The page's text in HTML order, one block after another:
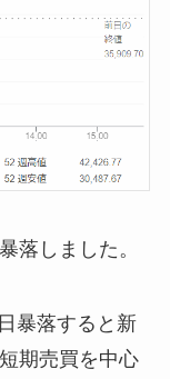
落しました。
暴落すると新
期売買を中心